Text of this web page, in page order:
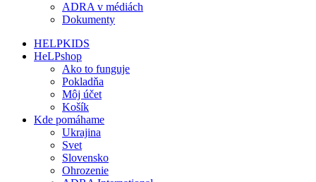
ADRA v médiách
Dokumenty
HELPKIDS
HeLPshop
Ako to funguje
Pokladňa
Môj účet
Košík
Kde pomáhame
Ukrajina
Svet
Slovensko
Ohrozenie